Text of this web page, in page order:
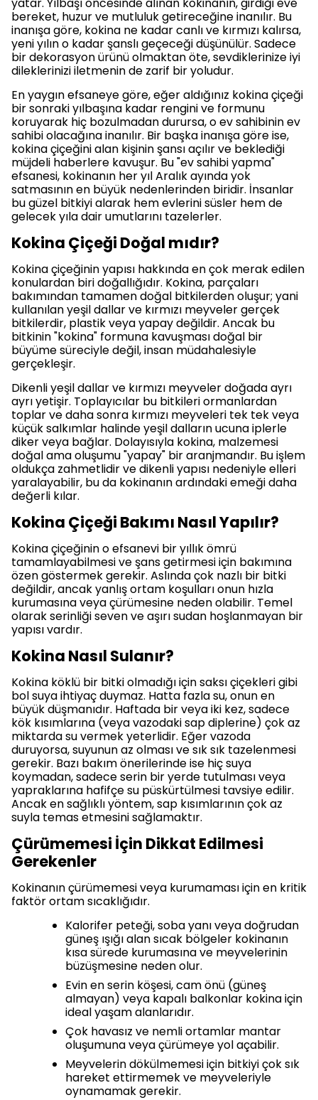
bereket, huzur ve mutluluk getireceğine inanılır. Bu
inanışa göre, kokina ne kadar canlı ve kırmızı kalırsa,
yeni yılın o kadar şanslı geçeceği düşünülür. Sadece
bir dekorasyon ürünü olmaktan öte, sevdiklerinize iyi
dileklerinizi iletmenin de zarif bir yoludur.
En yaygın efsaneye göre, eğer aldığınız kokina çiçeği
bir sonraki yılbaşına kadar rengini ve formunu
koruyarak hiç bozulmadan durursa, o ev sahibinin ev
sahibi olacağına inanılır. Bir başka inanışa göre ise,
kokina çiçeğini alan kişinin şansı açılır ve beklediği
müjdeli haberlere kavuşur. Bu "ev sahibi yapma"
efsanesi, kokinanın her yıl Aralık ayında yok
satmasının en büyük nedenlerinden biridir. İnsanlar
bu güzel bitkiyi alarak hem evlerini süsler hem de
gelecek yıla dair umutlarını tazelerler.
Kokina Çiçeği Doğal mıdır?
Kokina çiçeğinin yapısı hakkında en çok merak edilen
konulardan biri doğallığıdır. Kokina, parçaları
bakımından tamamen doğal bitkilerden oluşur; yani
kullanılan yeşil dallar ve kırmızı meyveler gerçek
bitkilerdir, plastik veya yapay değildir. Ancak bu
bitkinin "kokina" formuna kavuşması doğal bir
büyüme süreciyle değil, insan müdahalesiyle
gerçekleşir.
Dikenli yeşil dallar ve kırmızı meyveler doğada ayrı
ayrı yetişir. Toplayıcılar bu bitkileri ormanlardan
toplar ve daha sonra kırmızı meyveleri tek tek veya
küçük salkımlar halinde yeşil dalların ucuna iplerle
diker veya bağlar. Dolayısıyla kokina, malzemesi
doğal ama oluşumu "yapay" bir aranjmandır. Bu işlem
oldukça zahmetlidir ve dikenli yapısı nedeniyle elleri
yaralayabilir, bu da kokinanın ardındaki emeği daha
değerli kılar.
Kokina Çiçeği Bakımı Nasıl Yapılır?
Kokina çiçeğinin o efsanevi bir yıllık ömrü
tamamlayabilmesi ve şans getirmesi için bakımına
özen göstermek gerekir. Aslında çok nazlı bir bitki
değildir, ancak yanlış ortam koşulları onun hızla
kurumasına veya çürümesine neden olabilir. Temel
olarak serinliği seven ve aşırı sudan hoşlanmayan bir
yapısı vardır.
Kokina Nasıl Sulanır?
Kokina köklü bir bitki olmadığı için saksı çiçekleri gibi
bol suya ihtiyaç duymaz. Hatta fazla su, onun en
büyük düşmanıdır. Haftada bir veya iki kez, sadece
kök kısımlarına (veya vazodaki sap diplerine) çok az
miktarda su vermek yeterlidir. Eğer vazoda
duruyorsa, suyunun az olması ve sık sık tazelenmesi
gerekir. Bazı bakım önerilerinde ise hiç suya
koymadan, sadece serin bir yerde tutulması veya
yapraklarına hafifçe su püskürtülmesi tavsiye edilir.
Ancak en sağlıklı yöntem, sap kısımlarının çok az
suyla temas etmesini sağlamaktır.
Çürümemesi İçin Dikkat Edilmesi
Gerekenler
Kokinanın çürümemesi veya kurumaması için en kritik
faktör ortam sıcaklığıdır.
Kalorifer peteği, soba yanı veya doğrudan
güneş ışığı alan sıcak bölgeler kokinanın
kısa sürede kurumasına ve meyvelerinin
büzüşmesine neden olur.
Evin en serin köşesi, cam önü (güneş
almayan) veya kapalı balkonlar kokina için
ideal yaşam alanlarıdır.
Çok havasız ve nemli ortamlar mantar
oluşumuna veya çürümeye yol açabilir.
Meyvelerin dökülmemesi için bitkiyi çok sık
hareket ettirmemek ve meyveleriyle
oynamamak gerekir.